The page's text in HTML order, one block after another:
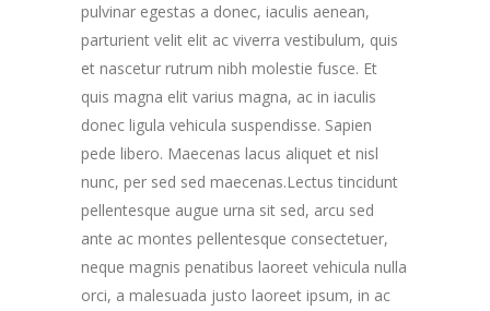
pulvinar egestas a donec, iaculis aenean,
parturient velit elit ac viverra vestibulum, quis
et nascetur rutrum nibh molestie fusce. Et
quis magna elit varius magna, ac in iaculis
donec ligula vehicula suspendisse. Sapien
pede libero. Maecenas lacus aliquet et nisl
nunc, per sed sed maecenas.Lectus tincidunt
pellentesque augue urna sit sed, arcu sed
ante ac montes pellentesque consectetuer,
neque magnis penatibus laoreet vehicula nulla
orci, a malesuada justo laoreet ipsum, in ac